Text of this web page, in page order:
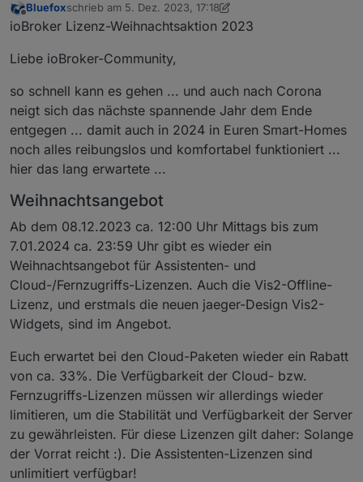
Offline
Bluefoxschrieb am 5. Dez. 2023, 17:18
zuletzt editiert von Bluefox 12. Aug. 2023, 10:59
ioBroker Lizenz-Weihnachtsaktion 2023
Liebe ioBroker-Community,
so schnell kann es gehen ... und auch nach Corona
neigt sich das nächste spannende Jahr dem Ende
entgegen ... damit auch in 2024 in Euren Smart-Homes
noch alles reibungslos und komfortabel funktioniert ...
hier das lang erwartete ...
Weihnachtsangebot
Ab dem 08.12.2023 ca. 12:00 Uhr Mittags bis zum
7.01.2024 ca. 23:59 Uhr gibt es wieder ein
Weihnachtsangebot für Assistenten- und
Cloud-/Fernzugriffs-Lizenzen. Auch die Vis2-Offline-
Lizenz, und erstmals die neuen jaeger-Design Vis2-
Widgets, sind im Angebot.
Euch erwartet bei den Cloud-Paketen wieder ein Rabatt
von ca. 33%. Die Verfügbarkeit der Cloud- bzw.
Fernzugriffs-Lizenzen müssen wir allerdings wieder
limitieren, um die Stabilität und Verfügbarkeit der Server
zu gewährleisten. Für diese Lizenzen gilt daher: Solange
der Vorrat reicht :). Die Assistenten-Lizenzen sind
unlimitiert verfügbar!